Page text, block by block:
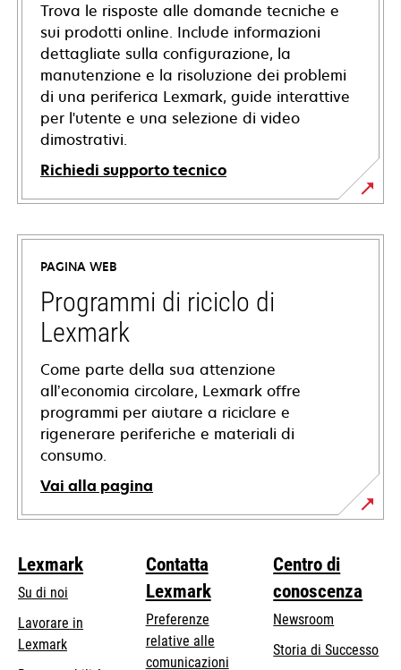
Trova le risposte alle domande tecniche e
sui prodotti online. Include informazioni
dettagliate sulla configurazione, la
manutenzione e la risoluzione dei problemi
di una periferica Lexmark, guide interattive
per l'utente e una selezione di video
dimostrativi.
Richiedi supporto tecnico
si
apre
una
nuova
scheda
PAGINA WEB
Programmi di riciclo di
Lexmark
Come parte della sua attenzione
all’economia circolare, Lexmark offre
programmi per aiutare a riciclare e
rigenerare periferiche e materiali di
consumo.
Vai alla pagina
Lexmark
Su di noi
Lavorare in
Lexmark
Contatta
Lexmark
Preferenze
relative alle
comunicazioni
Centro di
conoscenza
Newsroom
Storia di Successo